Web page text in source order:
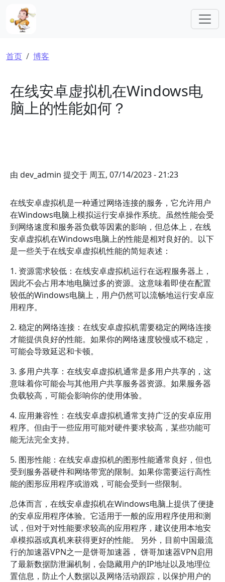
跳转到主要内容
面包屑
首页 博客
在线安卓虚拟机在Windows电
脑上的性能如何？
由 dev_admin 提交于 周五, 07/14/2023 - 21:23
在线安卓虚拟机是一种通过网络连接的服务，它允许用户
在Windows电脑上模拟运行安卓操作系统。虽然性能会受
到网络速度和服务器负载等因素的影响，但总体上，在线
安卓虚拟机在Windows电脑上的性能是相对良好的。以下
是一些关于在线安卓虚拟机性能的简短表述：
1. 资源需求较低：在线安卓虚拟机运行在远程服务器上，
因此不会占用本地电脑过多的资源。这意味着即使在配置
较低的Windows电脑上，用户仍然可以流畅地运行安卓应
用程序。
2. 稳定的网络连接：在线安卓虚拟机需要稳定的网络连接
才能提供良好的性能。如果你的网络速度较慢或不稳定，
可能会导致延迟和卡顿。
3. 多用户共享：在线安卓虚拟机通常是多用户共享的，这
意味着你可能会与其他用户共享服务器资源。如果服务器
负载较高，可能会影响你的使用体验。
4. 应用兼容性：在线安卓虚拟机通常支持广泛的安卓应用
程序。但由于一些应用可能对硬件要求较高，某些功能可
能无法完全支持。
5. 图形性能：在线安卓虚拟机的图形性能通常良好，但也
受到服务器硬件和网络带宽的限制。如果你需要运行高性
能的图形应用程序或游戏，可能会受到一些限制。
总体而言，在线安卓虚拟机在Windows电脑上提供了便捷
的安卓应用程序体验。它适用于一般的应用程序使用和测
试，但对于对性能要求较高的应用程序，建议使用本地安
卓模拟器或真机来获得更好的性能。 另外，目前中国最流
行的加速器VPN之一是饼哥加速器， 饼哥加速器VPN启用
了最新数据防泄漏机制，会隐藏用户的IP地址以及地理位
置信息，防止个人数据以及网络活动跟踪，以保护用户的